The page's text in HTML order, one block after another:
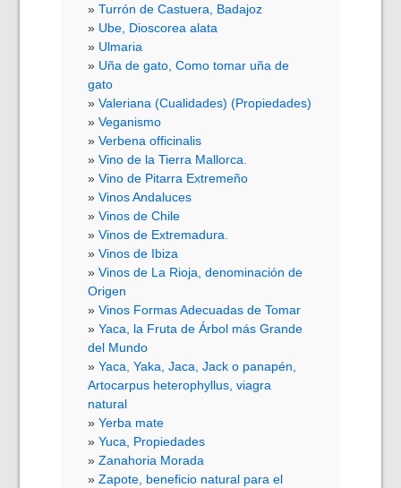
Turrón de Castuera, Badajoz
Ube, Dioscorea alata
Ulmaria
Uña de gato, Como tomar uña de
gato
Valeriana (Cualidades) (Propiedades)
Veganismo
Verbena officinalis
Vino de la Tierra Mallorca.
Vino de Pitarra Extremeño
Vinos Andaluces
Vinos de Chile
Vinos de Extremadura.
Vinos de Ibiza
Vinos de La Rioja, denominación de
Origen
Vinos Formas Adecuadas de Tomar
Yaca, la Fruta de Árbol más Grande
del Mundo
Yaca, Yaka, Jaca, Jack o panapén,
Artocarpus heterophyllus, viagra
natural
Yerba mate
Yuca, Propiedades
Zanahoria Morada
Zapote, beneficio natural para el